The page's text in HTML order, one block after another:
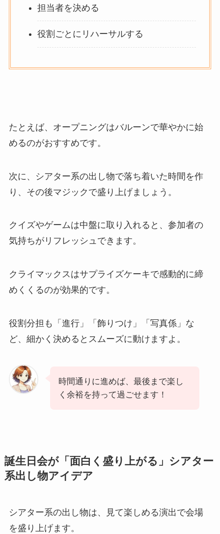
担当者を決める
役割ごとにリハーサルする
たとえば、オープニングはバルーンで華やかに始
めるのがおすすめです。
次に、シアター系の出し物で落ち着いた時間を作
り、その後マジックで盛り上げましょう。
クイズやゲームは中盤に取り入れると、参加者の
気持ちがリフレッシュできます。
クライマックスはサプライズケーキで感動的に締
めくくるのが効果的です。
役割分担も「進行」「飾りつけ」「写真係」な
ど、細かく決めるとスムーズに動けますよ。
時間通りに進めば、最後まで楽し
く余裕を持って過ごせます！
誕生日会が「面白く盛り上がる」シアター
系出し物アイデア
シアター系の出し物は、見て楽しめる演出で会場
を盛り上げます。